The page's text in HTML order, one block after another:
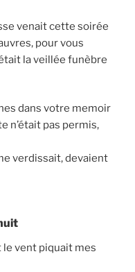
venait cette soirée
pour vous
la veillée funèbre
dans votre memoir
n’était pas permis,
verdissait, devaient
vent piquait mes